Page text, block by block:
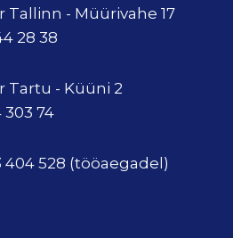
Tallinn - Müürivahe 17
28 38
Tartu - Küüni 2
303 74
404 528 (tööaegadel)